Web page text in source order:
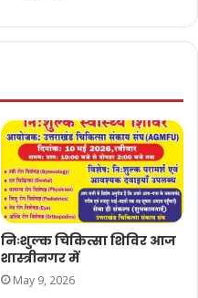
निःशुल्क चिकित्सा शिविर आज
शास्त्रीनगर में
May 9, 2026